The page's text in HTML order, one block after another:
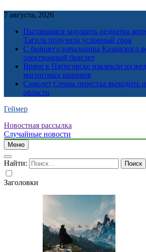
7 августа, 2026
Пытавшаяся задушить педиатра
Тагила получила условный срок
С бывшего начальника Казанского
электронный браслет
Врачи в Пятигорске извлекли из
магнитных шариков
Самолет Cessna перестал выходить
области
Геймер
Новостная рассылка
Случайные новости
Меню
Найти:
Заголовки